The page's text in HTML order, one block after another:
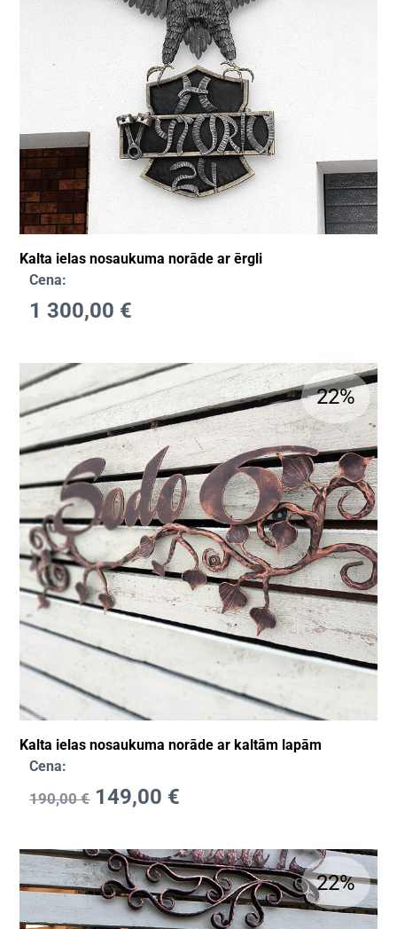
Kalta ielas nosaukuma norāde ar ērgli
Cena:
1 300,00 €
Kalta ielas nosaukuma norāde ar kaltām lapām
Cena:
190,00€ 149,00 €
22%
22%